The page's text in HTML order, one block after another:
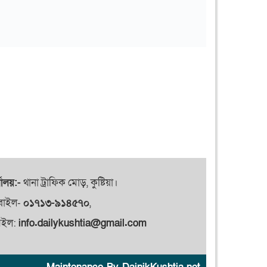
থানা ট্রাফিক মোড়, কুষ্টিয়া।
০১৭১৩-৯১৪৫৭০,
info.dailykushtia@gmail.com